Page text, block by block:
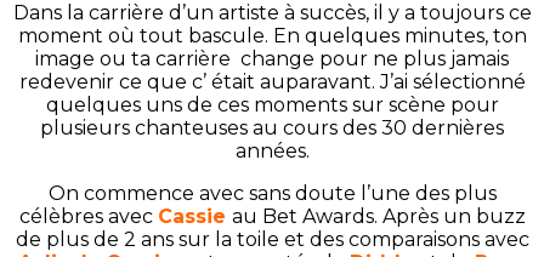
Dans la carrière d’un artiste à succès, il y a toujours ce
moment où tout bascule. En quelques minutes, ton
image ou ta carrière change pour ne plus jamais
redevenir ce que c’ était auparavant. J’ai sélectionné
quelques uns de ces moments sur scène pour
plusieurs chanteuses au cours des 30 dernières
années.
On commence avec sans doute l’une des plus
célèbres avec Cassie au Bet Awards. Après un buzz
de plus de 2 ans sur la toile et des comparaisons avec